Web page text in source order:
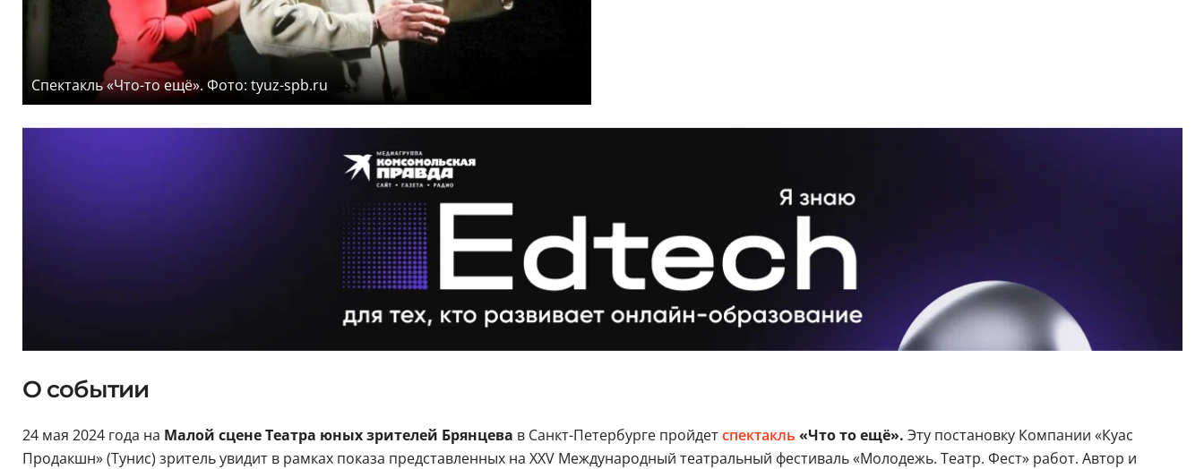
Спектакль «Что-то ещё». Фото: tyuz-spb.ru
О событии
24 мая 2024 года на Малой сцене Театра юных зрителей Брянцева в Санкт-Петербурге пройдетспектакль «Что то ещё». Эту постановку Компании «Куас
Продакшн» (Тунис) зритель увидит в рамках показа представленных на XXV Международный театральный фестиваль «Молодежь. Театр. Фест» работ. Автор и